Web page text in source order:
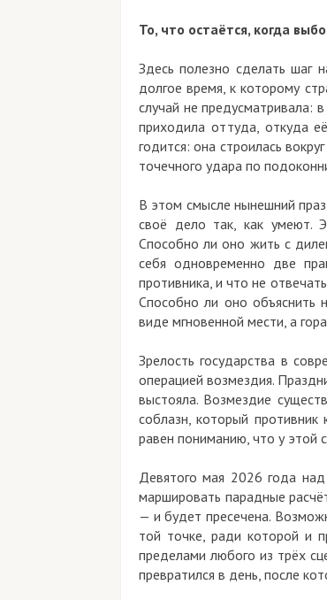
То, что остаётся, когда
Здесь полезно сделать шаг
долгое время, к которому
случай не предусматривала:
приходила оттуда, откуда
годится: она строилась
точечного удара по
В этом смысле нынешний
своё дело так, как умеют.
Способно ли оно жить с
себя одновременно две
противника, и что не
Способно ли оно объяснить
виде мгновенной мести, а
Зрелость государства в
операцией возмездия.
выстояла. Возмездие
соблазн, который
равен пониманию, что у этой
Девятого мая 2026 года над
маршировать парадные
— и будет пресечена.
той точке, ради которой и
пределами любого из трёх
превратился в день, после